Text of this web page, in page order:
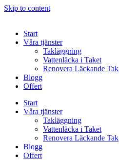
Skip to content
Start
Våra tjänster
Takläggning
Vattenläcka i Taket
Renovera Läckande Tak
Blogg
Offert
Start
Våra tjänster
Takläggning
Vattenläcka i Taket
Renovera Läckande Tak
Blogg
Offert